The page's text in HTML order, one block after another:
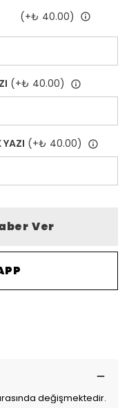
(+₺ 40.00)
(+₺ 40.00)
YAZI (+₺ 40.00)
Ver
değişmektedir.